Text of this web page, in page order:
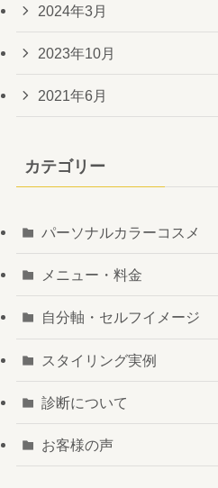
2024年3月
2023年10月
2021年6月
カテゴリー
パーソナルカラーコスメ
メニュー・料金
自分軸・セルフイメージ
スタイリング実例
診断について
お客様の声